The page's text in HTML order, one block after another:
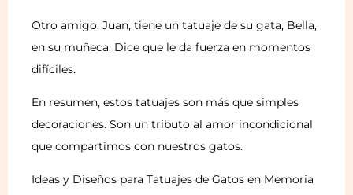
Otro amigo, Juan, tiene un tatuaje de su gata, Bella,
en su muñeca. Dice que le da fuerza en momentos
difíciles.
En resumen, estos tatuajes son más que simples
decoraciones. Son un tributo al amor incondicional
que compartimos con nuestros gatos.
Ideas y Diseños para Tatuajes de Gatos en Memoria